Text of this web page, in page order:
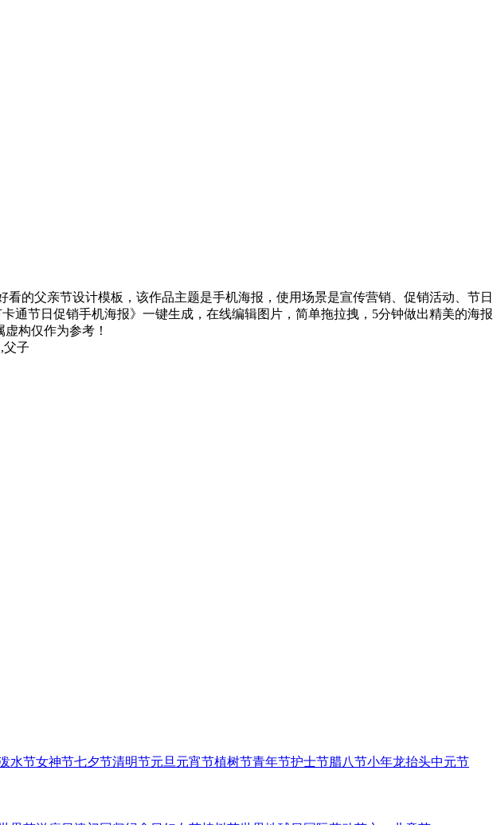
的父亲节设计模板，该作品主题是手机海报，使用场景是宣传营销、促销活动、节
通节日促销手机海报》一键生成，在线编辑图片，简单拖拉拽，5分钟做出精美的海
构仅作为参考！
父子
水节女神节七夕节清明节元旦 元宵节植树节青年节护士节腊八节小年龙抬头中元节